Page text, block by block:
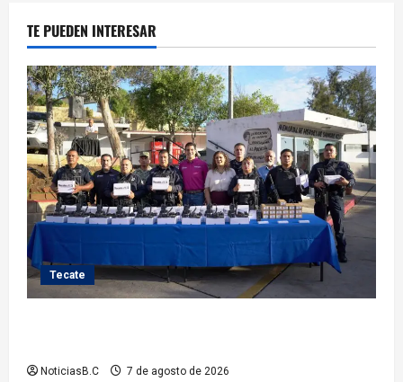
TE PUEDEN INTERESAR
Tecate
NoticiasB.C 7 de agosto de 2026